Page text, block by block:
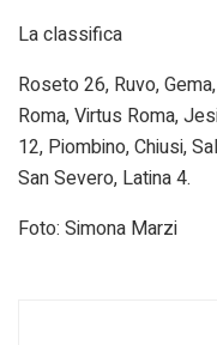
La classifica
Roseto 26, Ruvo,
Roma, Virtus Roma,
12, Piombino, Chiusi,
San Severo, Latina 4.
Foto: Simona Marzi